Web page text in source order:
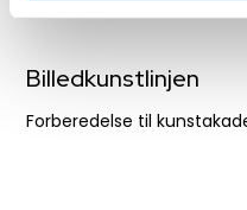
Billedkunstlinjen
Forberedelse til